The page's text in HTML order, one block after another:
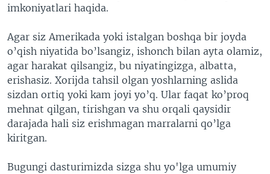
imkoniyatlari haqida.
Agar siz Amerikada yoki istalgan boshqa bir joyda
o’qish niyatida bo’lsangiz, ishonch bilan ayta olamiz,
agar harakat qilsangiz, bu niyatingizga, albatta,
erishasiz. Xorijda tahsil olgan yoshlarning aslida
sizdan ortiq yoki kam joyi yo’q. Ular faqat ko’proq
mehnat qilgan, tirishgan va shu orqali qaysidir
darajada hali siz erishmagan marralarni qo’lga
kiritgan.
Bugungi dasturimizda sizga shu yo'lga umumiy